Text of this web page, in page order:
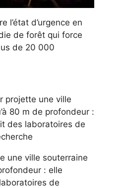
l’état d’urgence en
de forêt qui force
de 20 000
une ville souterraine
: elle
de